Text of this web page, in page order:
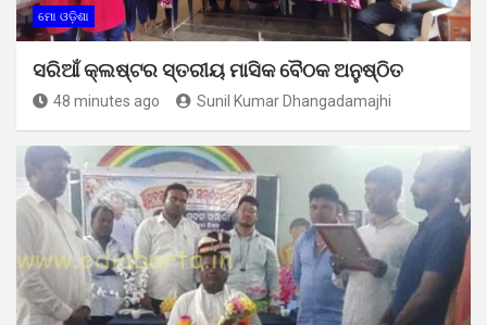
ମୋ ଓଡ଼ିଶା
ସରିଆଁ କ୍ଲଷ୍ଟର ସ୍ତରୀୟ ମାସିକ ବୈଠକ ଅନୁଷ୍ଠିତ
48 minutes ago Sunil Kumar Dhangadamajhi